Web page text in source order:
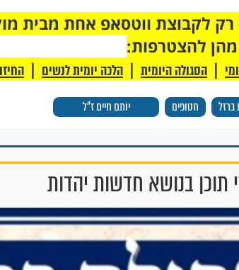
חטופים יותם חיים ז"ל
להצטרפות:
| הסגולה היומית | הלכה יומית לנשים |
תוכן בנושא חדשות יהדות